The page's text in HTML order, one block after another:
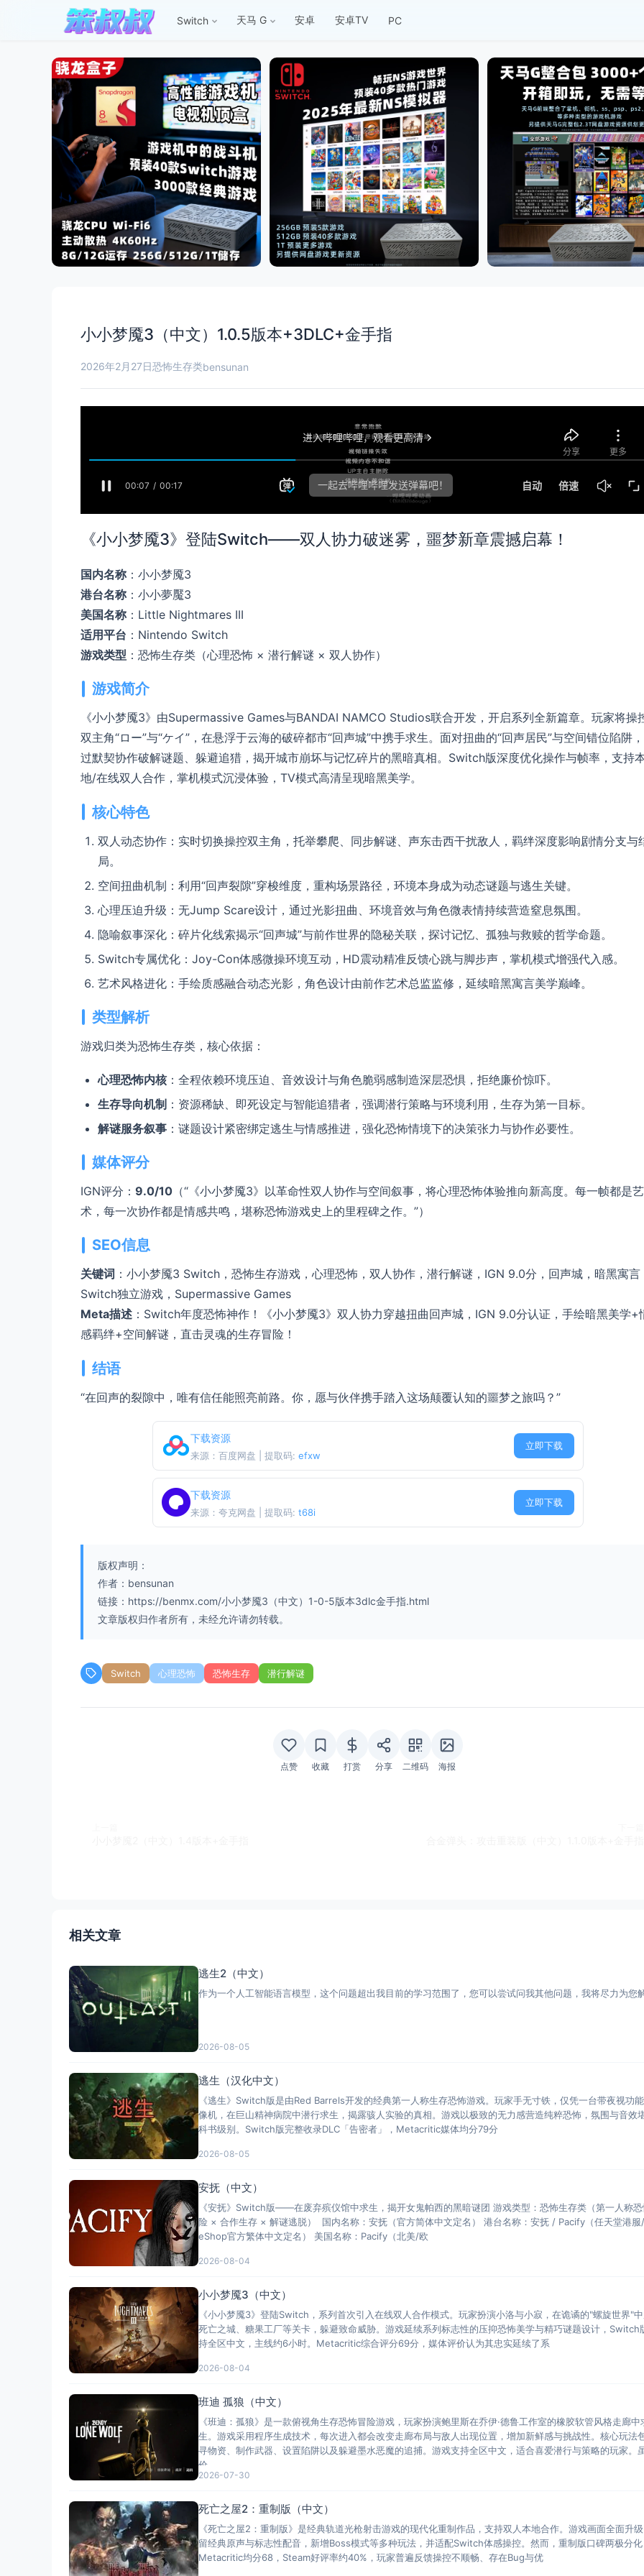
Switch 天马 G 安卓 安卓TV PC
小小梦魇3（中文）1.0.5版本+3DLC+金手指
2026年2月27日恐怖生存类bensunan
《小小梦魇3》登陆Switch——双人协力破迷雾，噩梦新章震撼启幕！
国内名称 ：小小梦魇3
港台名称 ：小小夢魘3
美国名称 ：Little Nightmares III
适用平台 ：Nintendo Switch
游戏类型 ：恐怖生存类（心理恐怖 × 潜行解谜 × 双人协作）
游戏简介
《小小梦魇3》由Supermassive Games与BANDAI NAMCO Studios联合开发，开启系列全新篇章。玩家将操
双主角“ロー”与“ケイ”，在悬浮于云海的破碎都市“回声城”中携手求生。面对扭曲的“回声居民”与空间错位陷阱
过默契协作破解谜题、躲避追猎，揭开城市崩坏与记忆碎片的黑暗真相。Switch版深度优化操作与帧率，支持
地/在线双人合作，掌机模式沉浸体验，TV模式高清呈现暗黑美学。
核心特色
双人动态协作：实时切换操控双主角，托举攀爬、同步解谜、声东击西干扰敌人，羁绊深度影响剧情分支与
局。
空间扭曲机制：利用“回声裂隙”穿梭维度，重构场景路径，环境本身成为动态谜题与逃生关键。
心理压迫升级：无Jump Scare设计，通过光影扭曲、环境音效与角色微表情持续营造窒息氛围。
隐喻叙事深化：碎片化线索揭示“回声城”与前作世界的隐秘关联，探讨记忆、孤独与救赎的哲学命题。
Switch专属优化：Joy-Con体感微操环境互动，HD震动精准反馈心跳与脚步声，掌机模式增强代入感。
艺术风格进化：手绘质感融合动态光影，角色设计由前作艺术总监监修，延续暗黑寓言美学巅峰。
类型解析
游戏归类为恐怖生存类，核心依据：
心理恐怖内核：全程依赖环境压迫、音效设计与角色脆弱感制造深层恐惧，拒绝廉价惊吓。
生存导向机制 ：资源稀缺、即死设定与智能追猎者，强调潜行策略与环境利用，生存为第一目标。
解谜服务叙事 ：谜题设计紧密绑定逃生与情感推进，强化恐怖情境下的决策张力与协作必要性。
媒体评分
IGN评分： 9.0/10 （“《小小梦魇3》以革命性双人协作与空间叙事，将心理恐怖体验推向新高度。每一帧都是艺
术，每一次协作都是情感共鸣，堪称恐怖游戏史上的里程碑之作。”）
SEO信息
关键词 ：小小梦魇3 Switch，恐怖生存游戏，心理恐怖，双人协作，潜行解谜，IGN 9.0分，回声城，暗黑寓言
Switch独立游戏，Supermassive Games
Meta描述 ：Switch年度恐怖神作！《小小梦魇3》双人协力穿越扭曲回声城，IGN 9.0分认证，手绘暗黑美学+
感羁绊+空间解谜，直击灵魂的生存冒险！
结语
“在回声的裂隙中，唯有信任能照亮前路。你，愿与伙伴携手踏入这场颠覆认知的噩梦之旅吗？”
下载资源
来源：百度网盘 | 提取码: efxw
立即下载
下载资源
来源：夸克网盘 | 提取码: t68i
立即下载
版权声明：
作者：bensunan
链接：https://benmx.com/小小梦魇3（中文）1-0-5版本3dlc金手指.html
文章版权归作者所有，未经允许请勿转载。
Switch 心理恐怖 恐怖生存 潜行解谜
点赞 收藏 打赏 分享 二维码 海报
相关文章
逃生2（中文）
作为一个人工智能语言模型，这个问题超出我目前的学习范围了，您可以尝试问我其他问题，我将尽力为您
2026-08-05
逃生（汉化中文）
《逃生》Switch版是由Red Barrels开发的经典第一人称生存恐怖游戏。玩家手无寸铁，仅凭一台带夜视功
像机，在巨山精神病院中潜行求生，揭露骇人实验的真相。游戏以极致的无力感营造纯粹恐怖，氛围与音效
科书级别。Switch版完整收录DLC「告密者」，Metacritic媒体均分79分
2026-08-05
安抚（中文）
《安抚》Switch版——在废弃殡仪馆中求生，揭开女鬼帕西的黑暗谜团 游戏类型：恐怖生存类（第一人称
险 × 合作生存 × 解谜逃脱） 国内名称：安抚（官方简体中文定名） 港台名称：安抚 / Pacify（任天堂港服
eShop官方繁体中文定名） 美国名称：Pacify（北美/欧
2026-08-04
小小梦魇3（中文）
《小小梦魇3》登陆Switch，系列首次引入在线双人合作模式。玩家扮演小洛与小寂，在诡谲的"螺旋世界"
死亡之城、糖果工厂等关卡，躲避致命威胁。游戏延续系列标志性的压抑恐怖美学与精巧谜题设计，Switch
持全区中文，主线约6小时。Metacritic综合评分69分，媒体评价认为其忠实延续了系
2026-08-04
班迪 孤狼（中文）
《班迪：孤狼》是一款俯视角生存恐怖冒险游戏，玩家扮演鲍里斯在乔伊·德鲁工作室的橡胶软管风格走廊中
生。游戏采用程序生成技术，每次进入都会改变走廊布局与敌人出现位置，增加新鲜感与挑战性。核心玩法
寻物资、制作武器、设置陷阱以及躲避墨水恶魔的追捕。游戏支持全区中文，适合喜爱潜行与策略的玩家。
价
2026-07-30
死亡之屋2：重制版（中文）
《死亡之屋2：重制版》是经典轨道光枪射击游戏的现代化重制作品，支持双人本地合作。游戏画面全面升
留经典原声与标志性配音，新增Boss模式等多种玩法，并适配Switch体感操控。然而，重制版口碑两极分
Metacritic均分68，Steam好评率约40%，玩家普遍反馈操控不顺畅、存在Bug与优